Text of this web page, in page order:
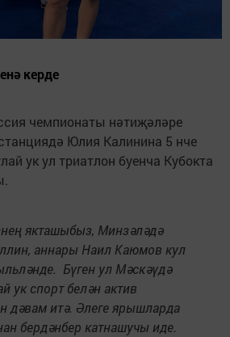
керде
чемпионаты нәтиҗәләре
Юлия Калинина 5 нче
ук ул триатлон буенча Кубокта
якташыбыз, Минзәләдә
аннары Наил Каюмов кул
Бүген ул Мәскәүдә
ук спорт белән актив
дәвам итә. Әлеге ярышларда
бердәнбер катнашучы иде.